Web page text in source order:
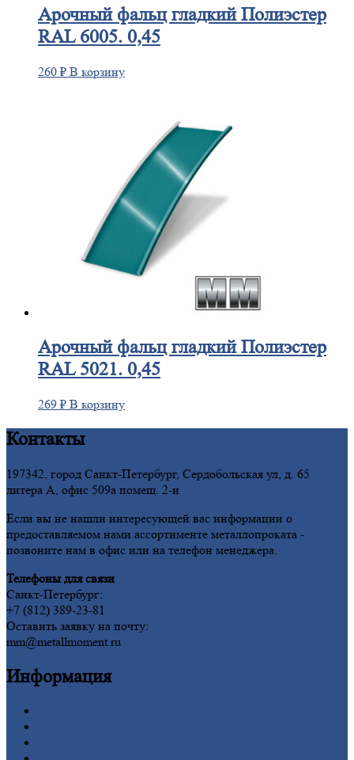
Арочныйфальц гладкий Полиэстер
RAL 6005. 0,45
260 ₽ В корзину
Арочныйфальц гладкий Полиэстер
RAL 5021. 0,45
269 ₽ В корзину
Контакты
197342, город Санкт-Петербург, Сердобольская ул, д. 65
литера А, офис 509а помещ. 2-н
Если вы не нашли интересующей вас информации о
предоставляемом нами ассортименте металлопроката -
позвоните нам в офис или на телефон менеджера.
Телефоны для связи
Санкт-Петербург:
+7 (812) 389-23-81
Оставить заявку на почту:
mm@metallmoment.ru
Информация